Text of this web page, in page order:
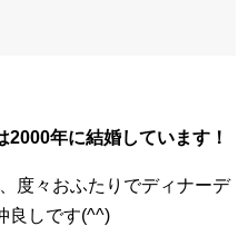
年に結婚しています！
度々おふたりでディナーデ
良しです(^^)